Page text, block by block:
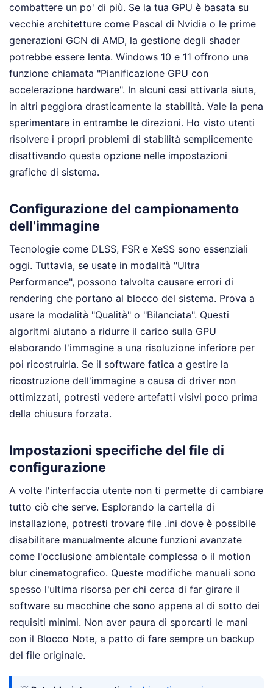
combattere un po' di più. Se la tua GPU è basata su
vecchie architetture come Pascal di Nvidia o le prime
generazioni GCN di AMD, la gestione degli shader
potrebbe essere lenta. Windows 10 e 11 offrono una
funzione chiamata "Pianificazione GPU con
accelerazione hardware". In alcuni casi attivarla aiuta,
in altri peggiora drasticamente la stabilità. Vale la pena
sperimentare in entrambe le direzioni. Ho visto utenti
risolvere i propri problemi di stabilità semplicemente
disattivando questa opzione nelle impostazioni
grafiche di sistema.
Configurazione del campionamento
dell'immagine
Tecnologie come DLSS, FSR e XeSS sono essenziali
oggi. Tuttavia, se usate in modalità "Ultra
Performance", possono talvolta causare errori di
rendering che portano al blocco del sistema. Prova a
usare la modalità "Qualità" o "Bilanciata". Questi
algoritmi aiutano a ridurre il carico sulla GPU
elaborando l'immagine a una risoluzione inferiore per
poi ricostruirla. Se il software fatica a gestire la
ricostruzione dell'immagine a causa di driver non
ottimizzati, potresti vedere artefatti visivi poco prima
della chiusura forzata.
Impostazioni specifiche del file di
configurazione
A volte l'interfaccia utente non ti permette di cambiare
tutto ciò che serve. Esplorando la cartella di
installazione, potresti trovare file .ini dove è possibile
disabilitare manualmente alcune funzioni avanzate
come l'occlusione ambientale complessa o il motion
blur cinematografico. Queste modifiche manuali sono
spesso l'ultima risorsa per chi cerca di far girare il
software su macchine che sono appena al di sotto dei
requisiti minimi. Non aver paura di sporcarti le mani
con il Blocco Note, a patto di fare sempre un backup
del file originale.